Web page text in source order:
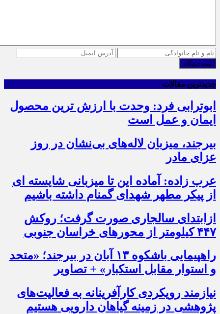
ثبت دیدگاه
جدیدترین مقالات
ابوترابی فرد: وحدت با ارزش ترین محصول
ایمان و عمل است
بیرجند، میزبان لاله‌های بی‌نشان در روز
عزای مادر
عرب زاده: آماده این تا میزبانی شایسته ای
از پیکر مطهر شهدای گمنام داشته باشیم
ازابتدای سالجاری صورت گرفت؛ روکش
۴۴۷ کیلومتر از محورهای خراسان جنوبی
راهپیمایی باشکوه ۱۳ آبان در بیرجند؛ «متحد
و استوار مقابل استکبار» + تصاویر
نیازمند رویکردی کارآفرینانه به فعالیت‌های
پژوهشی در زمینه گیاهان دارویی هستیم